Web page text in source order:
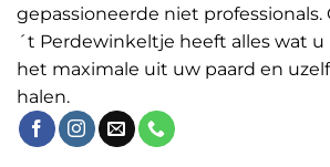
gepassioneerde niet professionals.
´t Perdewinkeltje heeft alles wat
het maximale uit uw paard en
halen.